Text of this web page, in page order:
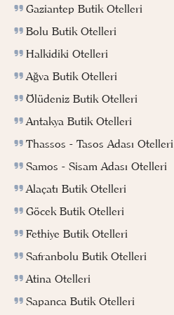
Gaziantep Butik Otelleri
Bolu Butik Otelleri
Halkidiki Otelleri
Ağva Butik Otelleri
Ölüdeniz Butik Otelleri
Antakya Butik Otelleri
Thassos - Tasos Adası Otelleri
Samos - Sisam Adası Otelleri
Alaçatı Butik Otelleri
Göcek Butik Otelleri
Fethiye Butik Otelleri
Safranbolu Butik Otelleri
Atina Otelleri
Sapanca Butik Otelleri